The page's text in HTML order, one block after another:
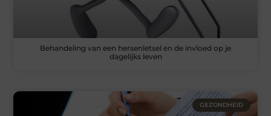
Behandeling van een hersenletsel en de invloed op je
dagelijks leven
GEZONDHEID